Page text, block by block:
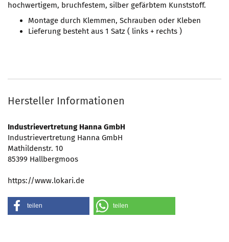
hochwertigem, bruchfestem, silber gefärbtem Kunststoff.
Montage durch Klemmen, Schrauben oder Kleben
Lieferung besteht aus 1 Satz ( links + rechts )
Hersteller Informationen
Industrievertretung Hanna GmbH
Industrievertretung Hanna GmbH
Mathildenstr. 10
85399 Hallbergmoos
https://www.lokari.de
teilen teilen